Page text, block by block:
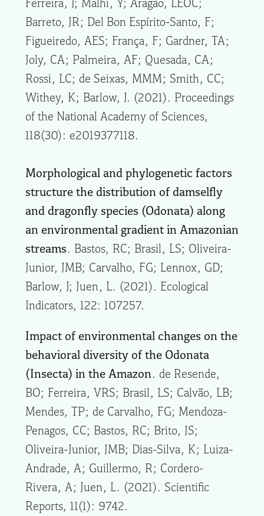
Ferreira, J; Malhi, Y; Aragão, LEOC;
Barreto, JR; Del Bon Espírito-Santo, F;
Figueiredo, AES; França, F; Gardner, TA;
Joly, CA; Palmeira, AF; Quesada, CA;
Rossi, LC; de Seixas, MMM; Smith, CC;
Withey, K; Barlow, J. (2021). Proceedings
of the National Academy of Sciences,
118(30): e2019377118.
Morphological and phylogenetic factors
structure the distribution of damselfly
and dragonfly species (Odonata) along
an environmental gradient in Amazonian
streams. Bastos, RC; Brasil, LS; Oliveira-
Junior, JMB; Carvalho, FG; Lennox, GD;
Barlow, J; Juen, L. (2021). Ecological
Indicators, 122: 107257.
Impact of environmental changes on the
behavioral diversity of the Odonata
(Insecta) in the Amazon. de Resende,
BO; Ferreira, VRS; Brasil, LS; Calvão, LB;
Mendes, TP; de Carvalho, FG; Mendoza-
Penagos, CC; Bastos, RC; Brito, JS;
Oliveira-Junior, JMB; Dias-Silva, K; Luiza-
Andrade, A; Guillermo, R; Cordero-
Rivera, A; Juen, L. (2021). Scientific
Reports, 11(1): 9742.